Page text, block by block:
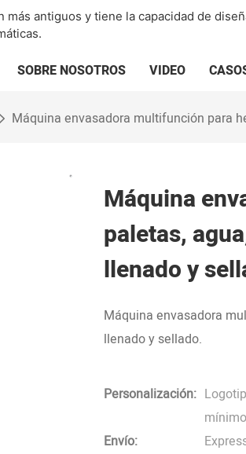
antiguos y tiene la capacidad de
SOBRE NOSOTROS VIDEO
Máquina envasadora multifunción para
Máquina
paletas,
llenado y
Máquina envasadora
llenado y sellado.
Personalización:
Envío: